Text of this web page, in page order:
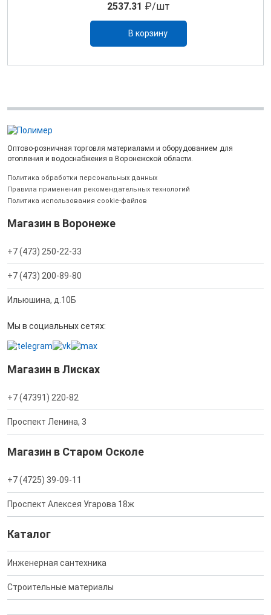
2537.31 ₽/шт
В корзину
Оптово-розничная торговля материалами и оборудованием для
отопления и водоснабжения в Воронежской области.
Политика обработки персональных данных
Правила применения рекомендательных технологий
Политика использования cookie-файлов
Магазин в Воронеже
+7 (473) 250-22-33
+7 (473) 200-89-80
Ильюшина, д.10Б
Мы в социальных сетях:
Магазин в Лисках
+7 (47391) 220-82
Проспект Ленина, 3
Магазин в Старом Осколе
+7 (4725) 39-09-11
Проспект Алексея Угарова 18ж
Каталог
Инженерная сантехника
Строительные материалы